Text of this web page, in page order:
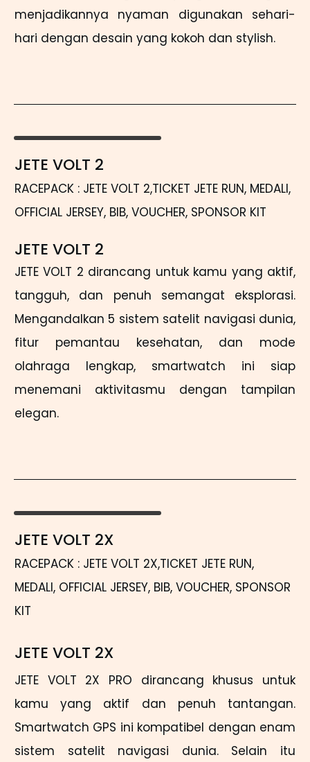
menjadikannya nyaman digunakan sehari-
hari dengan desain yang kokoh dan stylish.
JETE VOLT 2
RACEPACK : JETE VOLT 2,TICKET JETE RUN, MEDALI,
OFFICIAL JERSEY, BIB, VOUCHER, SPONSOR KIT
JETE VOLT 2
JETE VOLT 2 dirancang untuk kamu yang aktif,
tangguh, dan penuh semangat eksplorasi.
Mengandalkan 5 sistem satelit navigasi dunia,
fitur pemantau kesehatan, dan mode
olahraga lengkap, smartwatch ini siap
menemani aktivitasmu dengan tampilan
elegan.
JETE VOLT 2X
RACEPACK : JETE VOLT 2X,TICKET JETE RUN,
MEDALI, OFFICIAL JERSEY, BIB, VOUCHER, SPONSOR
KIT
JETE VOLT 2X
JETE VOLT 2X PRO dirancang khusus untuk
kamu yang aktif dan penuh tantangan.
Smartwatch GPS ini kompatibel dengan enam
sistem satelit navigasi dunia. Selain itu